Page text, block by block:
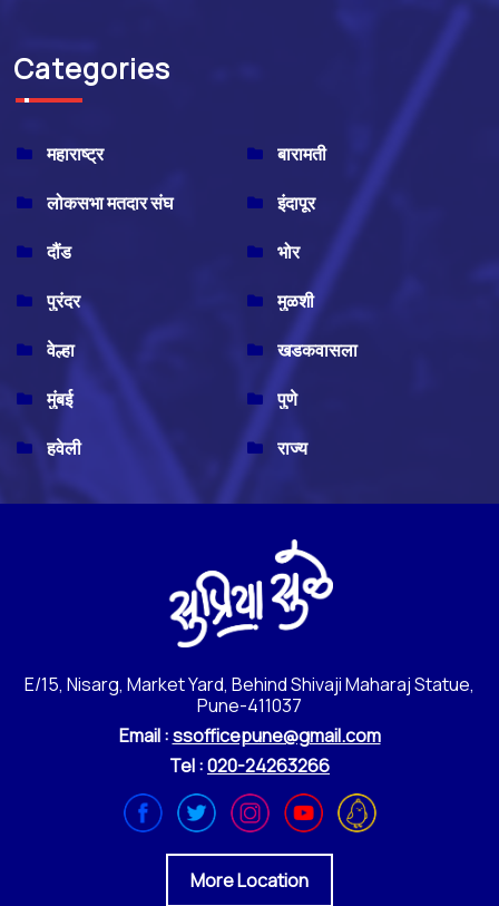
Categories
महाराष्ट्र
बारामती
लोकसभा मतदार संघ
इंदापूर
दौंड
भोर
पुरंदर
मुळशी
वेल्हा
खडकवासला
मुंबई
पुणे
हवेली
राज्य
E/15, Nisarg, Market Yard, Behind Shivaji Maharaj Statue,
Pune-411037
Email :ssofficepune@gmail.com
Tel :020-24263266
More Location